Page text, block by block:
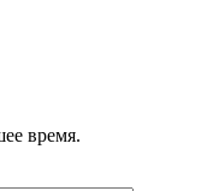
время.